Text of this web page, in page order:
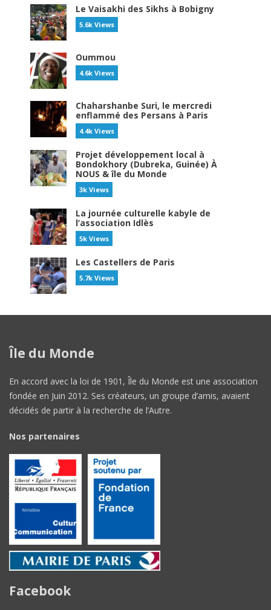
Le Vaisakhi des Sikhs à Bobigny
5.6k Views
Oummou
4.6k Views
Chaharshanbe Suri, le mercredi
enflammé des Persans à Paris
4.4k Views
Projet développement local à
Bondokhory (Dubreka, Guinée) À
NOUS & île du Monde
3k Views
La journée culturelle kabyle de
l’association Idlès
5k Views
Les Castellers de Paris
5.7k Views
Île du Monde
En accord avec la loi de 1901, Île du Monde est une association
fondée en Juin 2012. Ses créateurs, un groupe d’amis, avaient
décidés de partir à la recherche de l’Autre.
Nos partenaires
Facebook